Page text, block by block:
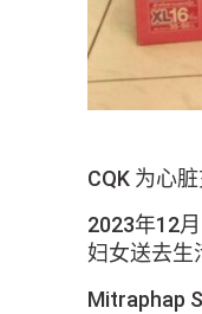
CQK 为心
2023年12
妇女送去生
Mitraphap